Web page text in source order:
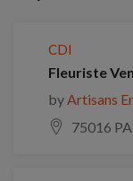
CDI
Fleuriste
byArtisans
75016